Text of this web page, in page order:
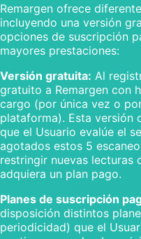
Remargen ofrece
incluyendo una versión
opciones de suscripción
mayores prestaciones:
Versión gratuita: Al
gratuito a Remargen con
cargo (por única vez o
plataforma). Esta versión
que el Usuario evalúe el
agotados estos 5
restringir nuevas lecturas
adquiera un plan pago.
Planes de suscripción
disposición distintos
periodicidad) que el